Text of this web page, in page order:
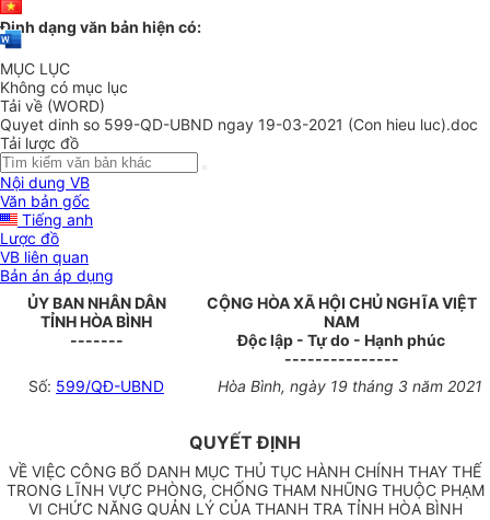
Định dạng văn bản hiện có:
MỤC LỤC
Không có mục lục
Tải về (WORD)
Quyet dinh so 599-QD-UBND ngay 19-03-2021 (Con hieu luc).doc
Tải lược đồ
Nội dung VB
Văn bản gốc
Tiếng anh
Lược đồ
VB liên quan
Bản án áp dụng
ỦY BAN NHÂN DÂN
TỈNH HÒA BÌNH
-------
CỘNG HÒA XÃ HỘI CHỦ NGHĨA VIỆT
NAM
Độc lập - Tự do - Hạnh phúc
---------------
Số: 599/QĐ-UBND Hòa Bình, ngày 19 tháng 3 năm 2021
QUYẾT ĐỊNH
VỀ VIỆC CÔNG BỔ DANH MỤC THỦ TỤC HÀNH CHÍNH THAY THẾ
TRONG LĨNH VỰC PHÒNG, CHỐNG THAM NHŨNG THUỘC PHẠM
VI CHỨC NĂNG QUẢN LÝ CỦA THANH TRA TỈNH HÒA BÌNH